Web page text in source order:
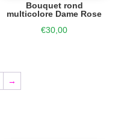
Bouquet rond
multicolore Dame Rose
€30,00
→